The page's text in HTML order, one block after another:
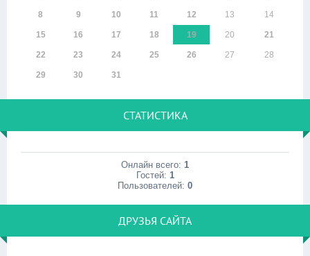
8 9 10 11 12 13 14
15 16 17 18 19 20 21
22 23 24 25 26 27 28
29 30 31
СТАТИСТИКА
Онлайн всего: 1
Гостей: 1
Пользователей: 0
ДРУЗЬЯ САЙТА